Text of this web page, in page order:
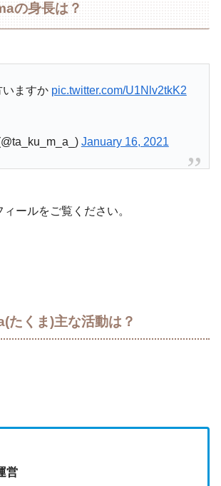
の身長は？
いますか pic.twitter.com/U1Nlv2tkK2
January 16, 2021
ールをご覧ください。
くま)主な活動は？
営